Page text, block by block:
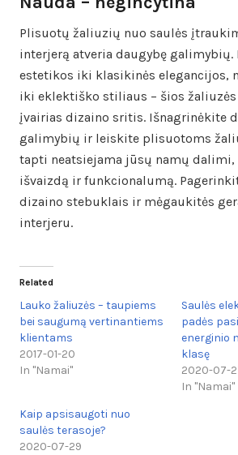
Plisuotų žaliuzių nuo saulės
interjerą atveria daugybę galimybių.
estetikos iki klasikinės elegancijos,
iki eklektiško stiliaus – šios
įvairias dizaino sritis. Išnagrinėkite
galimybių ir leiskite plisuotoms
tapti neatsiejama jūsų namų dalimi,
išvaizdą ir funkcionalumą.
dizaino stebuklais ir mėgaukitės
interjeru.
Related
Lauko žaliuzės – taupiems
bei saugumą vertinantiems
klientams
2017-01-20
In "Namai"
Saulės
padės
energinio
klasę
2020-07-
In "Namai"
Kaip apsisaugoti nuo
saulės terasoje?
2020-07-29